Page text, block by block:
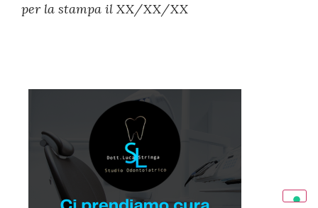
per la stampa il XX/XX/XX